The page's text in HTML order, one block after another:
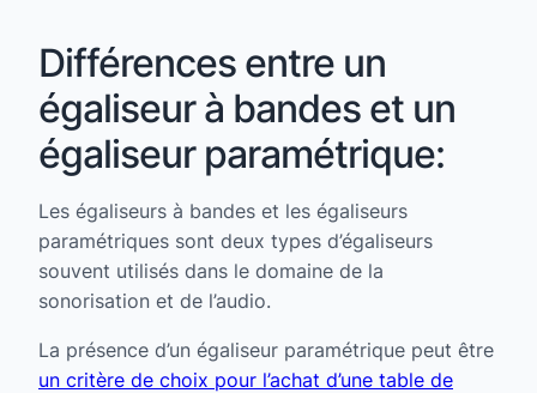
Différences entre un
égaliseur à bandes et un
égaliseur paramétrique:
Les égaliseurs à bandes et les égaliseurs
paramétriques sont deux types d’égaliseurs
souvent utilisés dans le domaine de la
sonorisation et de l’audio.
La présence d’un égaliseur paramétrique peut être
un critère de choix pour l’achat d’une table de